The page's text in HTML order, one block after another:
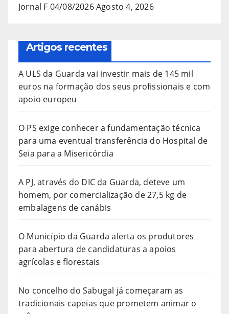
Jornal F 04/08/2026Agosto 4, 2026
Artigos recentes
A ULS da Guarda vai investir mais de 145 mil
euros na formação dos seus profissionais e com
apoio europeu
O PS exige conhecer a fundamentação técnica
para uma eventual transferência do Hospital de
Seia para a Misericórdia
A PJ, através do DIC da Guarda, deteve um
homem, por comercialização de 27,5 kg de
embalagens de canábis
O Município da Guarda alerta os produtores
para abertura de candidaturas a apoios
agrícolas e florestais
No concelho do Sabugal já começaram as
tradicionais capeias que prometem animar o